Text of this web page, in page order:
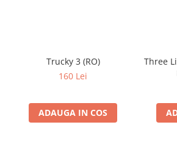
Trucky 3 (RO)
160 Lei
ADAUGA IN COS
Three